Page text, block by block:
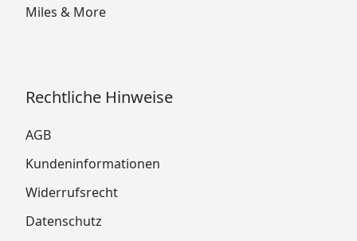
Miles & More
Rechtliche Hinweise
AGB
Kundeninformationen
Widerrufsrecht
Datenschutz